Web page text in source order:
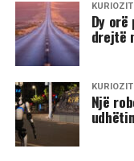
Dy
drejtë
Një